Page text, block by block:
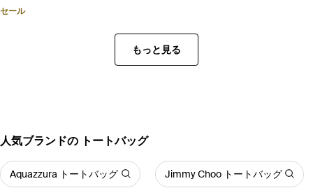
セール
もっと見る
人気ブランドの トートバッグ
Aquazzura トートバッグ Jimmy Choo トートバッグ